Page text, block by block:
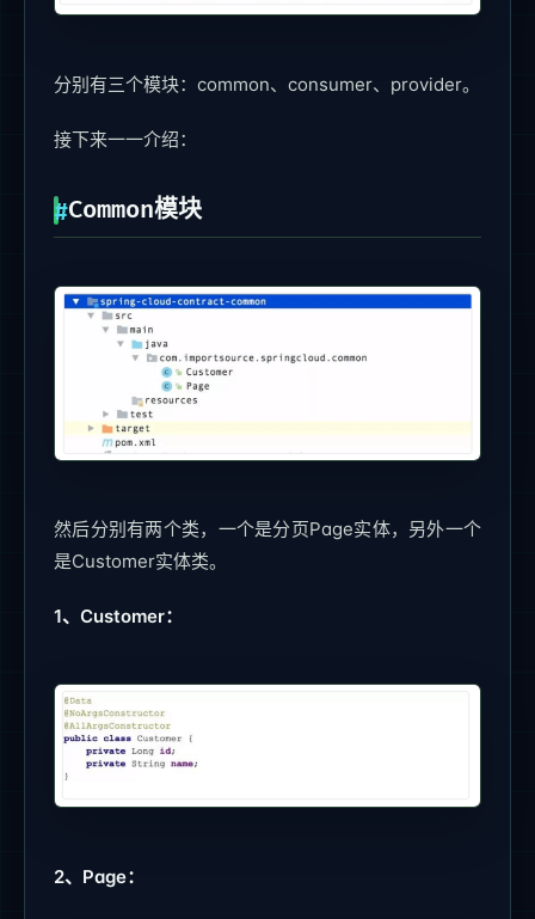
分别有三个模块：common、consumer、provider。
接下来一一介绍：
Common模块
然后分别有两个类，一个是分页Page实体，另外一个
是Customer实体类。
1、Customer：
2、Page：